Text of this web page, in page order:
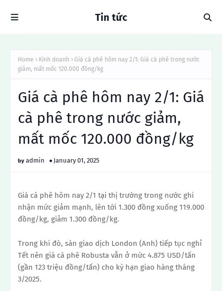
Tin tức
Home Kinh doanh
Giá cà phê hôm nay 2/1: Giá cà phê trong nước
giảm, mất mốc 120.000 đồng/kg
Giá cà phê hôm nay 2/1: Giá
cà phê trong nước giảm,
mất mốc 120.000 đồng/kg
admin January 01, 2025
Giá cà phê hôm nay 2/1 tại thị trường trong nước ghi
nhận mức giảm mạnh, lên tới 1.300 đồng xuống 119.000
đồng/kg, giảm 1.300 đồng/kg.
Trong khi đó, sàn giao dịch London (Anh) tiếp tục nghỉ
Tết nên giá cà phê Robusta vẫn ở mức 4.875 USD/tấn
(gần 123 triệu đồng/tấn) cho kỳ hạn giao hàng tháng
3/2025.